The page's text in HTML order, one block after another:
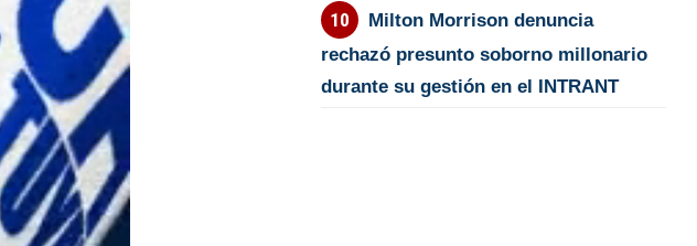
Milton Morrison denuncia
rechazó presunto soborno millonario
durante su gestión en el INTRANT